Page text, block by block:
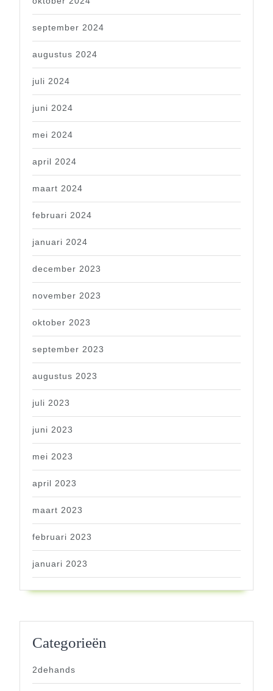
september 2024
augustus 2024
juli 2024
juni 2024
mei 2024
april 2024
maart 2024
februari 2024
januari 2024
december 2023
november 2023
oktober 2023
september 2023
augustus 2023
juli 2023
juni 2023
mei 2023
april 2023
maart 2023
februari 2023
januari 2023
Categorieën
2dehands